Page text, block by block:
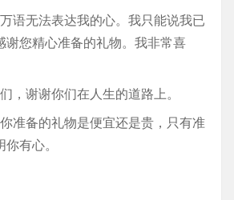
无法表达我的心。我只能说我已
谢您精心准备的礼物。我非常喜
谢谢你们在人生的道路上。
备的礼物是便宜还是贵，只有准
有心。